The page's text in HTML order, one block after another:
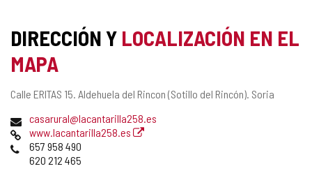
DIRECCIÓN Y LOCALIZACIÓN EN EL
MAPA
Dirección
Calle ERITAS 15. Aldehuela del Rincon (Sotillo del Rincón). Soria
Dirección
de
correo
electrónico
casarural@lacantarilla258.es
Página
Web
www.lacantarilla258.es
Teléfonos
657 958 490
620 212 465